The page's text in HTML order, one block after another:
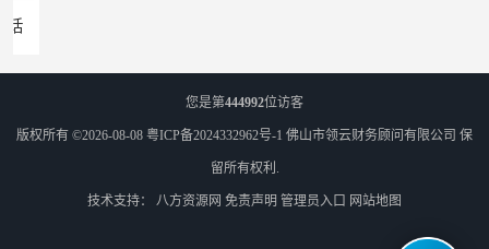
您是第444992位访客
版权所有 ©2026-08-08 粤ICP备2024332962号-1 佛山市领云财务顾问有限公司 保
留所有权利.
技术支持： 八方资源网 免责声明 管理员入口 网站地图